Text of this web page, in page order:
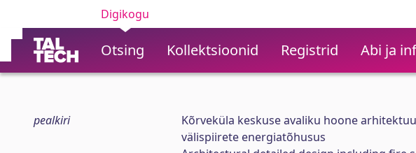
Digikogu
Otsing Kollektsioonid Registrid Abi ja
pealkiri
Kõrveküla keskuse avaliku hoone
välispiirete energiatõhusus